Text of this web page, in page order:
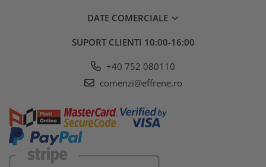
DATE COMERCIALE
SUPORT CLIENTI 10:00-16:00
+40 752 080110
comenzi@effrene.ro